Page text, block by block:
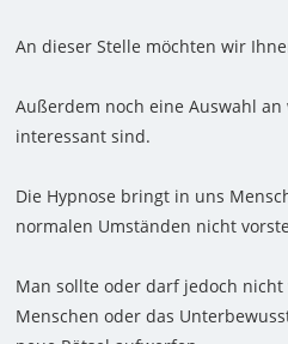
An dieser Stelle möchten wir
Außerdem noch eine Auswahl
interessant sind.
Die Hypnose bringt in uns
normalen Umständen nicht
Man sollte oder darf jedoch nicht
Menschen oder das